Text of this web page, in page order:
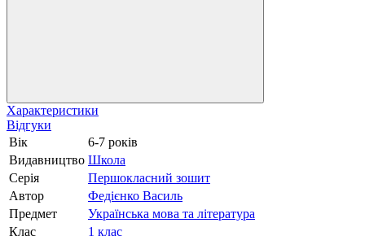
Характеристики
Відгуки
Вік
6-7 років
Видавництво Школа
Серія
Першокласний зошит
Автор
Федієнко Василь
Предмет
Українська мова та література
Клас
1 клас